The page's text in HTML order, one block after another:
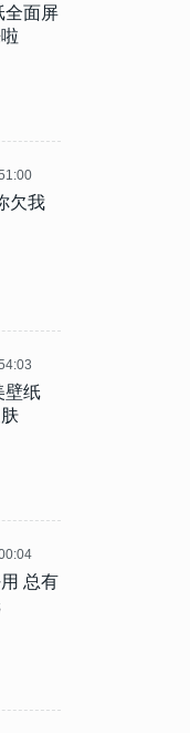
全面屏
欠我
壁纸
总有